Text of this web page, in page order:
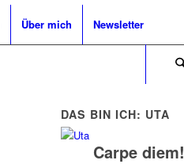
Über mich Newsletter
DAS BIN ICH: UTA
Carpe diem!